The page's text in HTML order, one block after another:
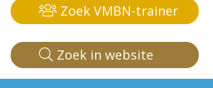
Zoek VMBN-trainer
Zoek in website